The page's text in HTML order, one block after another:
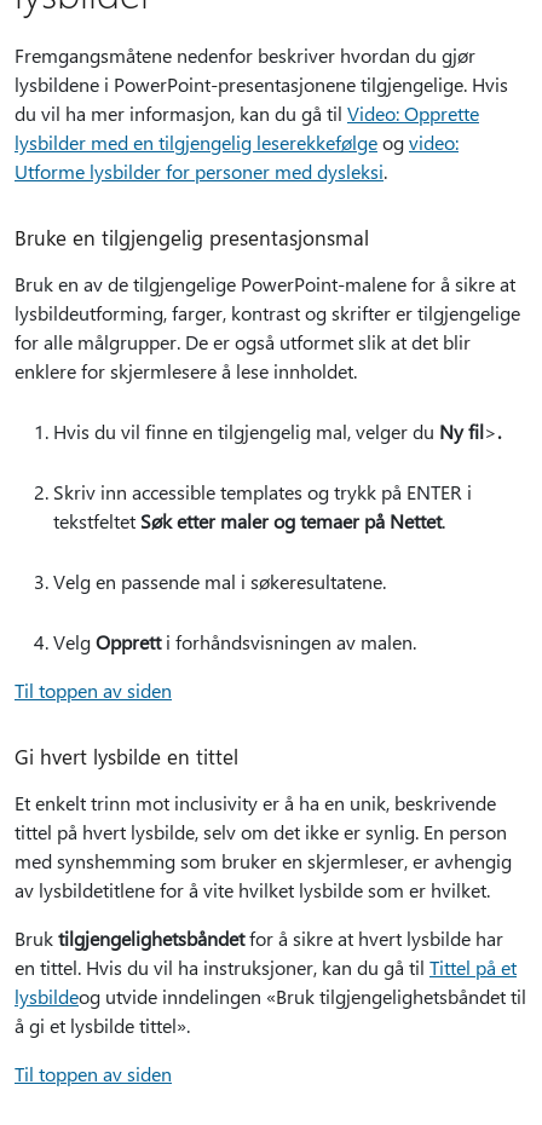
Fremgangsmåtene nedenfor beskriver hvordan du gjør
lysbildene i PowerPoint-presentasjonene tilgjengelige. Hvis
du vil ha mer informasjon, kan du gå til Video: Opprette
lysbilder med en tilgjengelig leserekkefølgeogvideo:
Utforme lysbilder for personer med dysleksi.
Bruke en tilgjengelig presentasjonsmal
Bruk en av de tilgjengelige PowerPoint-malene for å sikre at
lysbildeutforming, farger, kontrast og skrifter er tilgjengelige
for alle målgrupper. De er også utformet slik at det blir
enklere for skjermlesere å lese innholdet.
Hvis du vil finne en tilgjengelig mal, velger du Ny fil>.
Skriv inn accessible templates og trykk på ENTER i
tekstfeltet Søk etter maler og temaer på Nettet.
Velg en passende mal i søkeresultatene.
VelgOppretti forhåndsvisningen av malen.
Til toppen av siden
Gi hvert lysbilde en tittel
Et enkelt trinn mot inclusivity er å ha en unik, beskrivende
tittel på hvert lysbilde, selv om det ikke er synlig. En person
med synshemming som bruker en skjermleser, er avhengig
av lysbildetitlene for å vite hvilket lysbilde som er hvilket.
Bruktilgjengelighetsbåndetfor å sikre at hvert lysbilde har
en tittel. Hvis du vil ha instruksjoner, kan du gå til Tittel på et
lysbildeog utvide inndelingen «Bruk tilgjengelighetsbåndet til
å gi et lysbilde tittel».
Til toppen av siden